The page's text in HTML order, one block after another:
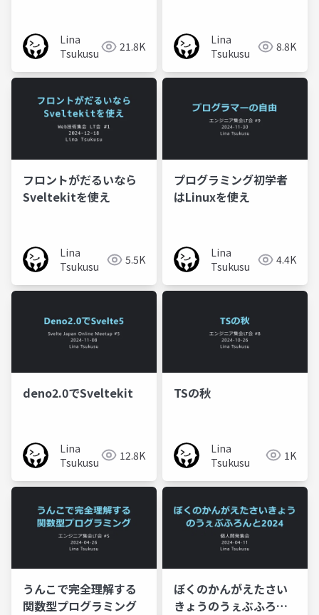
Lina
Tsukusu
21.8K
Lina
Tsukusu
8.8K
フロントがだるいなら
Sveltekitを使え
Lina
Tsukusu
5.5K
プログラミング初学者
はLinuxを使え
Lina
Tsukusu
4.4K
deno2.0でSveltekit
Lina
Tsukusu
12.8K
TSの秋
Lina
Tsukusu
1K
うんこで完全理解する
関数型プログラミング
ぼくのかんがえたさい
きょうのうぇぶふろん